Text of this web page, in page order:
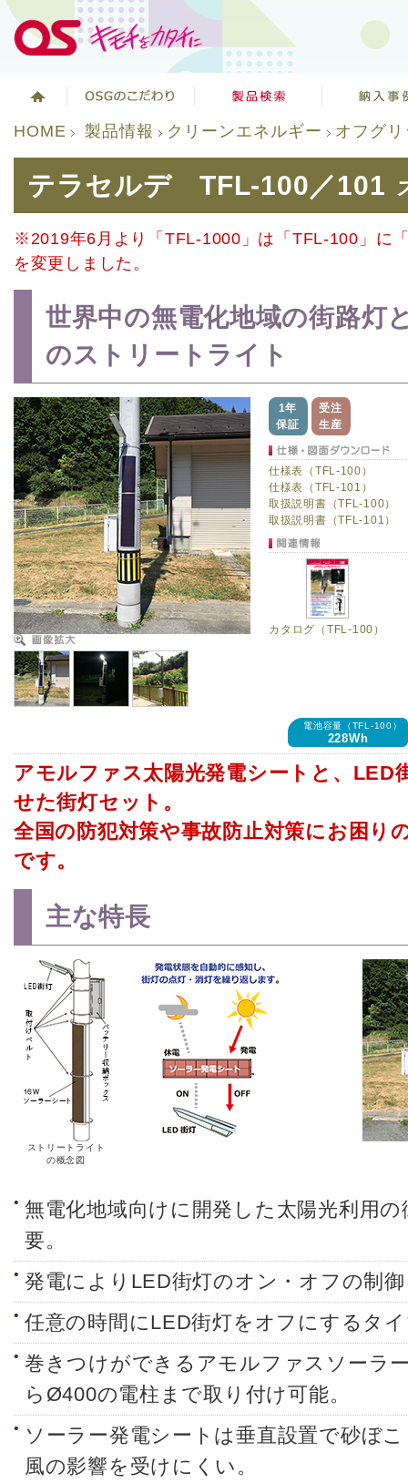
HOME 製品情報 クリーンエネルギー オフグ
テラセルデ TFL-100／101
※2019年6月より「TFL-1000」は「TFL-100」に
を変更しました。
世界中の無電化地域の街路灯
のストリートライト
1年
保証
受注
生産
仕様表（TFL-100）
仕様表（TFL-101）
取扱説明書（TFL-100）
取扱説明書（TFL-101）
カタログ（TFL-100）
電池容量（TFL-100）
228Wh
アモルファス太陽光発電シートと、LED
せた街灯セット。
全国の防犯対策や事故防止対策にお困り
です。
主な特長
ストリートライト
の概念図
無電化地域向けに開発した太陽光利用
要。
発電によりLED街灯のオン・オフの制
任意の時間にLED街灯をオフにするタ
巻きつけができるアモルファスソーラ
らØ400の電柱まで取り付け可能。
ソーラー発電シートは垂直設置で砂ぼ
風の影響を受けにくい。